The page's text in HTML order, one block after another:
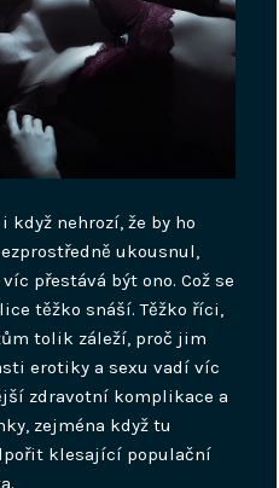
když nehrozí, že by ho
ukousnul,
přestává být ono. Což se
těžko snáší. Těžko říci,
tolik záleží, proč jim
erotiky a sexu vadí víc
zdravotní komplikace a
zejména když tu
klesající populační